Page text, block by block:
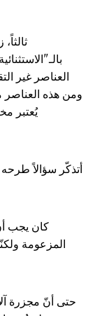
العناصر غير
ومن هذه
يُعتبر
أتذكّر سؤالاً
كان يجب
المزعومة
حتى أنّ مجزرة